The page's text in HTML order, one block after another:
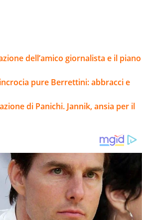
dell’amico giornalista e il piano
pure Berrettini: abbracci e
di Panichi. Jannik, ansia per il